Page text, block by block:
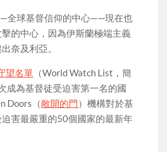
全球基督信仰的中心——現在也
的中心，因為伊斯蘭極端主義
奈及利亞。
望名單 （World Watch List，簡
成為基督徒受迫害第一名的國
Doors（敞開的門 ）機構對於基
害最嚴重的50個國家的最新年